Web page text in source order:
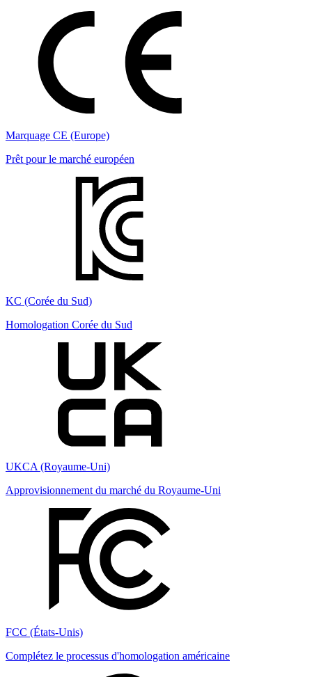
Marquage CE (Europe)
Prêt pour le marché européen
KC (Corée du Sud)
Homologation Corée du Sud
UKCA (Royaume-Uni)
Approvisionnement du marché du Royaume-Uni
FCC (États-Unis)
Complétez le processus d'homologation américaine